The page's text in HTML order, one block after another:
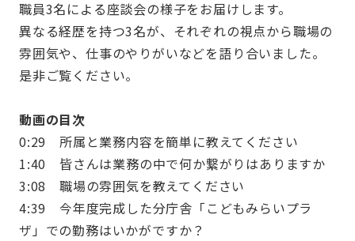
職員3名による座談会の様子をお届けします。
異なる経歴を持つ3名が、それぞれの視点から職場の
雰囲気や、仕事のやりがいなどを語り合いました。
是非ご覧ください。
動画の目次
0:29 所属と業務内容を簡単に教えてください
1:40 皆さんは業務の中で何か繋がりはありますか
3:08 職場の雰囲気を教えてください
4:39 今年度完成した分庁舎「こどもみらいプラ
ザ」での勤務はいかがですか？